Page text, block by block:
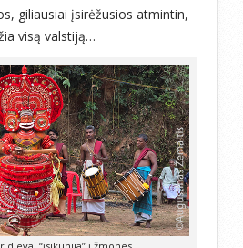
giliausiai įsirėžusios atmintin,
visą valstiją…